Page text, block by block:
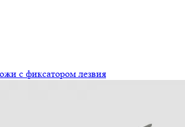
с фиксатором лезвия